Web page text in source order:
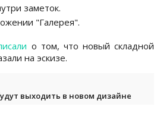
заметок.
"Галерея".
о том, что новый складной
на эскизе.
выходить в новом дизайне